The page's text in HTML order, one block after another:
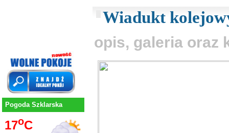
Pogoda Szklarska
17oC
Wiadukt
opis, galeria oraz